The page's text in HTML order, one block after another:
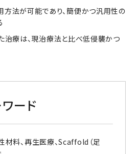
法が可能であり、簡便かつ汎用性の
療は、現治療法と比べ低侵襲かつ
ード
材料、再生医療、Scaffold（足